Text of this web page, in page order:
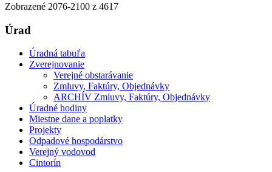
Zobrazené 2076-2100 z 4617
Úrad
Úradná tabuľa
Zverejnovanie
Verejné obstarávanie
Zmluvy, Faktúry, Objednávky
ARCHÍV Zmluvy, Faktúry, Objednávky
Úradné hodiny
Miestne dane a poplatky
Projekty
Odpadové hospodárstvo
Verejný vodovod
Cintorín